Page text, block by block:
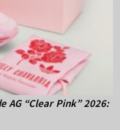
AG “Clear Pink” 2026: